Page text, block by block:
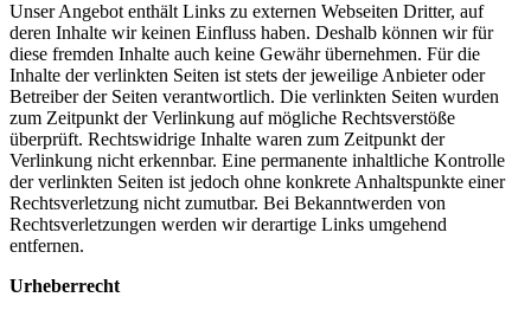
Unser Angebot enthält Links zu externen Webseiten Dritter, auf
deren Inhalte wir keinen Einfluss haben. Deshalb können wir für
diese fremden Inhalte auch keine Gewähr übernehmen. Für die
Inhalte der verlinkten Seiten ist stets der jeweilige Anbieter oder
Betreiber der Seiten verantwortlich. Die verlinkten Seiten wurden
zum Zeitpunkt der Verlinkung auf mögliche Rechtsverstöße
überprüft. Rechtswidrige Inhalte waren zum Zeitpunkt der
Verlinkung nicht erkennbar. Eine permanente inhaltliche Kontrolle
der verlinkten Seiten ist jedoch ohne konkrete Anhaltspunkte einer
Rechtsverletzung nicht zumutbar. Bei Bekanntwerden von
Rechtsverletzungen werden wir derartige Links umgehend
entfernen.
Urheberrecht